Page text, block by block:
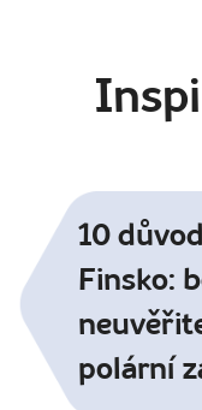
10
Finsko:
polární